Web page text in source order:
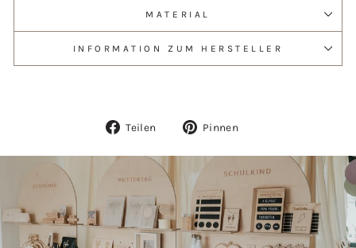
MATERIAL
INFORMATION ZUM HERSTELLER
Teilen
Auf
Pinnen